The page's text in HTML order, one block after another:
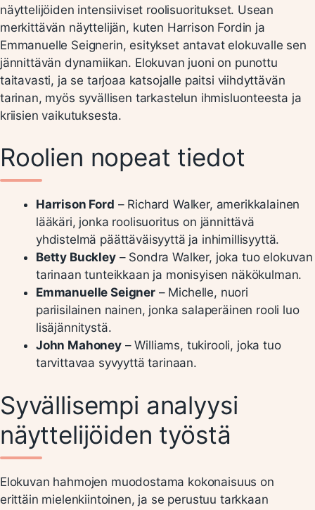
näyttelijöiden intensiiviset roolisuoritukset. Usean
merkittävän näyttelijän, kuten Harrison Fordin ja
Emmanuelle Seignerin, esitykset antavat elokuvalle sen
jännittävän dynamiikan. Elokuvan juoni on punottu
taitavasti, ja se tarjoaa katsojalle paitsi viihdyttävän
tarinan, myös syvällisen tarkastelun ihmisluonteesta ja
kriisien vaikutuksesta.
Roolien nopeat tiedot
Harrison Ford – Richard Walker, amerikkalainen
lääkäri, jonka roolisuoritus on jännittävä
yhdistelmä päättäväisyyttä ja inhimillisyyttä.
Betty Buckley– Sondra Walker, joka tuo elokuvan
tarinaan tunteikkaan ja monisyisen näkökulman.
Emmanuelle Seigner– Michelle, nuori
pariisilainen nainen, jonka salaperäinen rooli luo
lisäjännitystä.
John Mahoney– Williams, tukirooli, joka tuo
tarvittavaa syvyyttä tarinaan.
Syvällisempi analyysi
näyttelijöiden työstä
Elokuvan hahmojen muodostama kokonaisuus on
erittäin mielenkiintoinen, ja se perustuu tarkkaan